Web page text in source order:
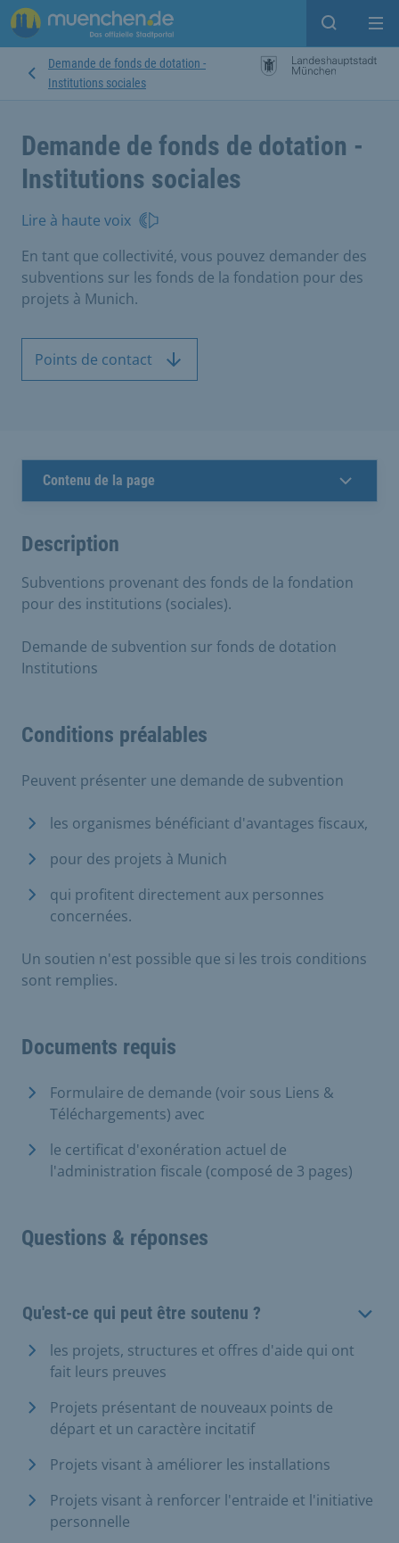
Open
Demande de fonds de dotation -
Institutions sociales
Demande de fonds de dotation -
Institutions sociales
Lire à haute voix
En tant que collectivité, vous pouvez demander des
subventions sur les fonds de la fondation pour des
projets à Munich.
Points de contact
Contenu de la page
Description
Subventions provenant des fonds de la fondation
pour des institutions (sociales).
Demande de subvention sur fonds de dotation
Institutions
Conditions préalables
Peuvent présenter une demande de subvention
les organismes bénéficiant d'avantages fiscaux,
pour des projets à Munich
qui profitent directement aux personnes
concernées.
Un soutien n'est possible que si les trois conditions
sont remplies.
Documents requis
Formulaire de demande (voir sous Liens &
Téléchargements) avec
le certificat d'exonération actuel de
l'administration fiscale (composé de 3 pages)
Questions & réponses
Qu'est-ce qui peut être soutenu ?
les projets, structures et offres d'aide qui ont
fait leurs preuves
Projets présentant de nouveaux points de
départ et un caractère incitatif
Projets visant à améliorer les installations
Projets visant à renforcer l'entraide et l'initiative
personnelle